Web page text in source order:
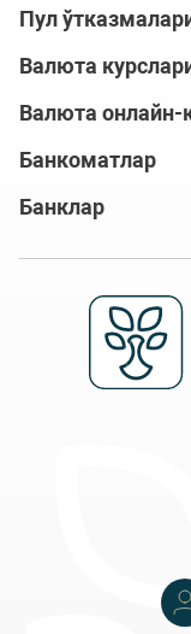
Пул
Валюта
Валюта онлайн-
Банкоматлар
Банклар